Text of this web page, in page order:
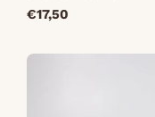
€17,50